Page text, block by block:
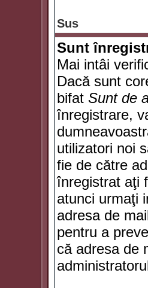
Sus
Sunt
Mai intâi
Dacă sunt
bifat Sunt de
înregistrare,
utilizatori noi
fie de către
înregistrat aţi
atunci urmaţi
adresa de
pentru a
că adresa de